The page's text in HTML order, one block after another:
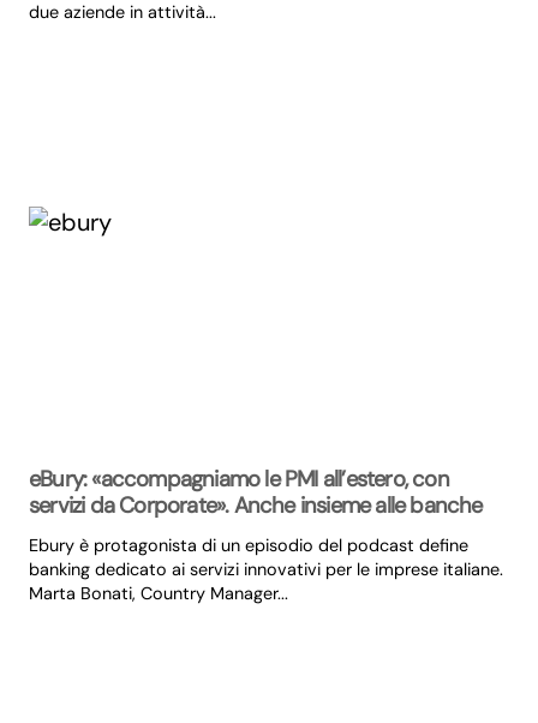
due aziende in attività...
eBury: «accompagniamo le PMI all’estero, con
servizi da Corporate». Anche insieme alle banche
Ebury è protagonista di un episodio del podcast define
banking dedicato ai servizi innovativi per le imprese italiane.
Marta Bonati, Country Manager...